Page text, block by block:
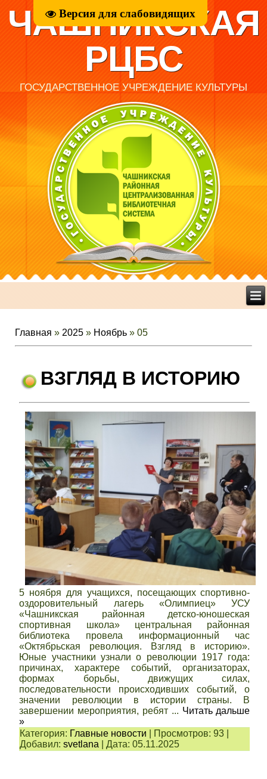
Версия для слабовидящих
ЧАШНИКСКАЯ
РЦБС
ГОСУДАРСТВЕННОЕ УЧРЕЖДЕНИЕ КУЛЬТУРЫ
Главная » 2025 » Ноябрь » 05
ВЗГЛЯД В ИСТОРИЮ
5 ноября для учащихся, посещающих спортивно-
оздоровительный лагерь «Олимпиец» УСУ
«Чашникская районная детско-юношеская
спортивная школа» центральная районная
библиотека провела информационный час
«Октябрьская революция. Взгляд в историю».
Юные участники узнали о революции 1917 года:
причинах, характере событий, организаторах,
формах борьбы, движущих силах,
последовательности происходивших событий, о
значении революции в истории страны. В
завершении мероприятия, ребят ... Читать дальше
»
Категория: Главные новости Просмотров: 93
Добавил: svetlana |Дата: 05.11.2025